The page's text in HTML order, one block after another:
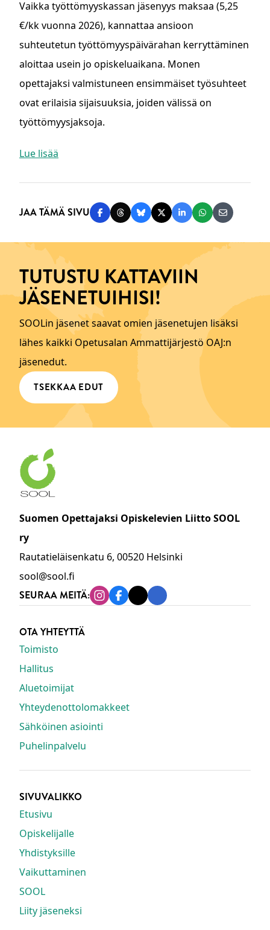
Vaikka työttömyyskassan jäsenyys maksaa (5,25
€/kk vuonna 2026), kannattaa ansioon
suhteutetun työttömyyspäivärahan kerryttäminen
aloittaa usein jo opiskeluaikana. Monen
opettajaksi valmistuneen ensimmäiset työsuhteet
ovat erilaisia sijaisuuksia, joiden välissä on
työttömyysjaksoja.
Lue lisää
JAA TÄMÄ SIVU Jaa Facebookissa
Jaa Threadsissa
Jaa Blueskyssä
Jaa Twitterissä
Jaa LinkedInissä
Jaa Jaa
TUTUSTU KATTAVIIN
JÄSENETUIHISI!
SOOLin jäsenet saavat omien jäsenetujen lisäksi
lähes kaikki Opetusalan Ammattijärjestö OAJ:n
jäsenedut.
TSEKKAA EDUT
Suomen Opettajaksi Opiskelevien Liitto SOOL
ry
Rautatieläisenkatu 6, 00520 Helsinki
sool@sool.fi
SEURAA MEITÄ: Instagram
Facebook
TiktokLinkedin
OTA YHTEYTTÄ
Toimisto
Hallitus
Aluetoimijat
Yhteydenottolomakkeet
Sähköinen asiointi
Puhelinpalvelu
SIVUVALIKKO
Etusivu
Opiskelijalle
Yhdistyksille
Vaikuttaminen
SOOL
Liity jäseneksi